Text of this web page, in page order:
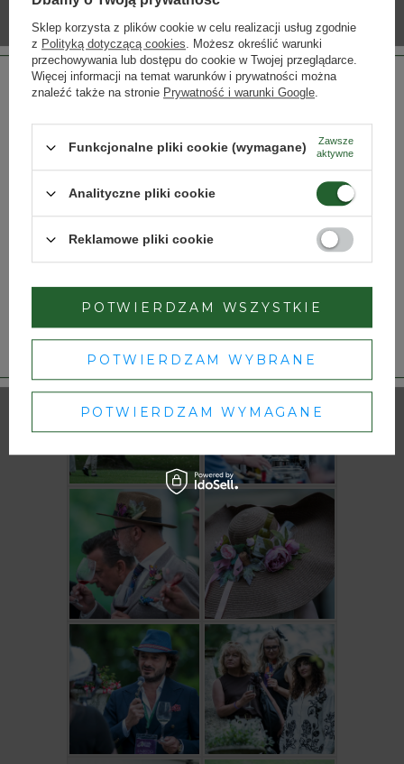
Czy masz ukończone 18 lat?
TAK NIE
Dbamy o Twoją prywatność
Sklep korzysta z plików cookie w celu realizacji usług zgodnie
z Polityką dotyczącą cookies. Możesz określić warunki
przechowywania lub dostępu do cookie w Twojej przeglądarce.
Więcej informacji na temat warunków i prywatności można
znaleźć także na stronie Prywatność i warunki Google.
Funkcjonalne pliki cookie (wymagane)
Zawsze
aktywne
Analityczne pliki cookie
Reklamowe pliki cookie
POTWIERDZAM WYBRANE
POTWIERDZAM WYMAGANE
POTWIERDZAM WSZYSTKIE